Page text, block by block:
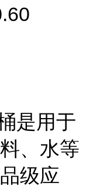
是用于
、水等
级应